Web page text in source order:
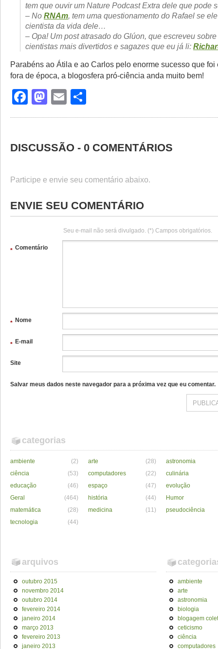
tem que ouvir um Nature Podcast Extra dele que pode
– No RNAm, tem uma questionamento do Rafael se
cientista da vida dele…
– Opa! Um post atrasado do Glúon, que escreveu
cientistas mais divertidos e sagazes que eu já li:
Parabéns ao Átila e ao Carlos pelo enorme sucesso que foi
fora de época, a blogosfera pró-ciência anda muito bem!
Facebook
Mastodon
Email
DISCUSSÃO - 0 COMENTÁRIOS
Participe e envie seu comentário abaixo.
ENVIE SEU COMENTÁRIO
Seu e-mail não será divulgado. (*) Campos obrigatórios.
Comentário
*
Nome
*
E-mail
*
Site
Salvar meus dados neste navegador para a próxima vez que eu comentar.
categorias
ambiente (2) arte (28)
astronomia
ciência
(53) computadores (22)
culinária
educação
(46) espaço (47)
evolução
Geral
(464) história (44)
Humor
matemática
(28) medicina (11)
pseudociência
tecnologia
(44)
arquivos
outubro 2015
novembro 2014
outubro 2014
fevereiro 2014
janeiro 2014
março 2013
fevereiro 2013
janeiro 2013
ambiente
arte
astronomia
biologia
blogagem
ceticismo
ciência
computadores